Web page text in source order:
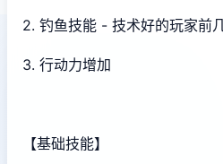
2. 钓鱼技能 - 技术好的玩家前
3. 行动力增加
【基础技能】